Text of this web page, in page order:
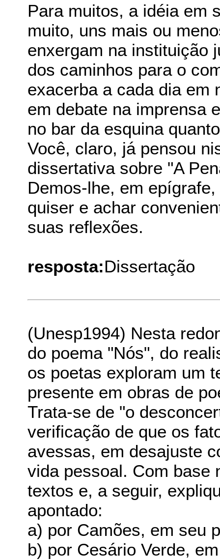
Para muitos, a idéia em
muito, uns mais ou
enxergam na instituição
dos caminhos para o
exacerba a cada dia em
em debate na imprensa
no bar da esquina
Você, claro, já pensou
dissertativa sobre "A
Demos-lhe, em
quiser e achar
suas reflexões.
resposta:Dissertação
(Unesp1994) Nesta
do poema "Nós", do
os poetas exploram um
presente em obras de
Trata-se de "o
verificação de que os
avessas, em desajuste
vida pessoal. Com base
textos e, a seguir,
apontado:
a) por Camões, em seu
b) por Cesário Verde,